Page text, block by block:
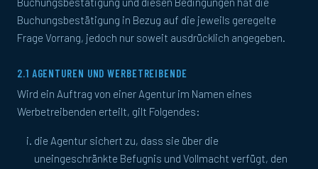
Buchungsbestätigung in Bezug auf die jeweils geregelte
Frage Vorrang, jedoch nur soweit ausdrücklich angegeben.
2.1 AGENTUREN UND WERBETREIBENDE
Wird ein Auftrag von einer Agentur im Namen eines
Werbetreibenden erteilt, gilt Folgendes:
die Agentur sichert zu, dass sie über die
uneingeschränkte Befugnis und Vollmacht verfügt, den